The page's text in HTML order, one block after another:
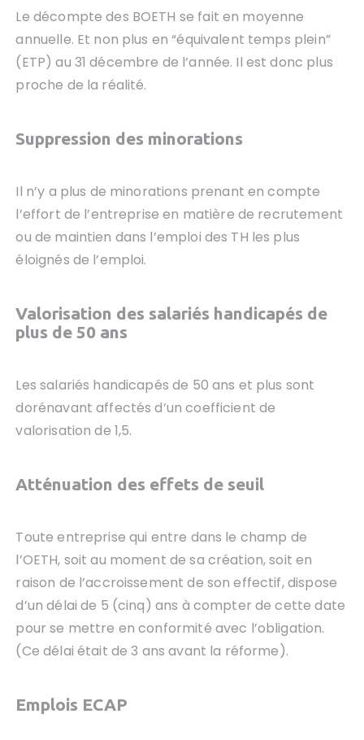
Le décompte des BOETH se fait en moyenne
annuelle. Et non plus en “équivalent temps plein”
(ETP) au 31 décembre de l’année. Il est donc plus
proche de la réalité.
Suppression des minorations
Il n’y a plus de minorations prenant en compte
l’effort de l’entreprise en matière de recrutement
ou de maintien dans l’emploi des TH les plus
éloignés de l’emploi.
Valorisation des salariés handicapés de
plus de 50 ans
Les salariés handicapés de 50 ans et plus sont
dorénavant affectés d’un coefficient de
valorisation de 1,5.
Atténuation des effets de seuil
Toute entreprise qui entre dans le champ de
l’OETH, soit au moment de sa création, soit en
raison de l’accroissement de son effectif, dispose
d’un délai de 5 (cinq) ans à compter de cette date
pour se mettre en conformité avec l’obligation.
(Ce délai était de 3 ans avant la réforme).
Emplois ECAP